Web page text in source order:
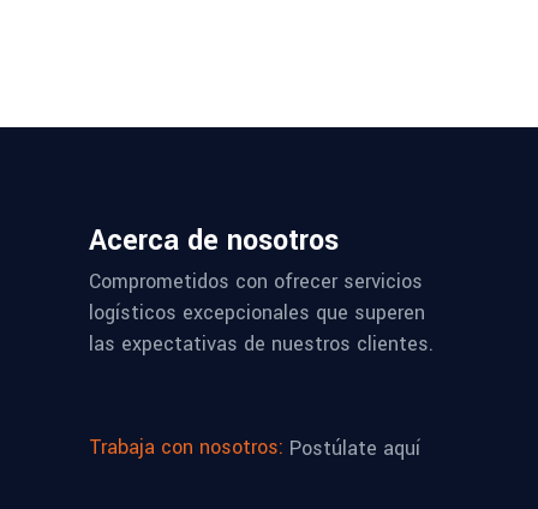
Acerca de nosotros
Comprometidos con ofrecer servicios
logísticos excepcionales que superen
las expectativas de nuestros clientes.
Trabaja con nosotros: Postúlate aquí